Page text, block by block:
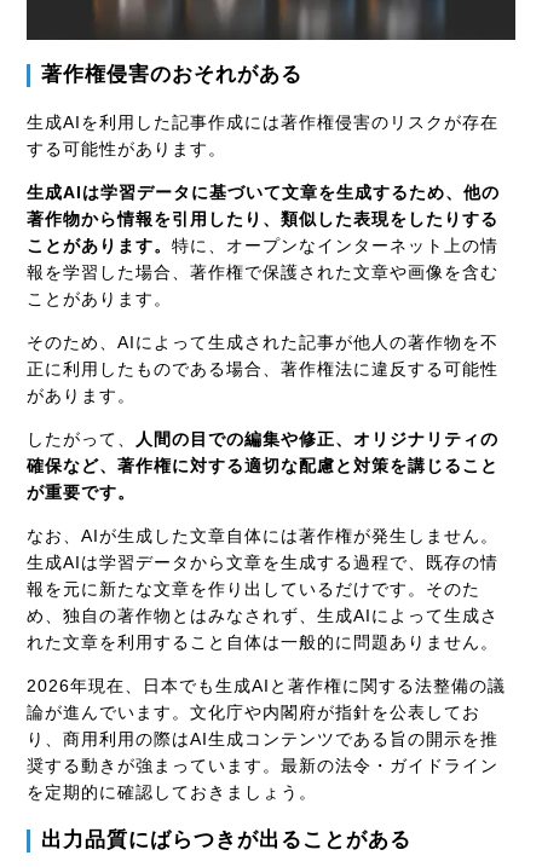
著作権侵害のおそれがある
生成AIを利用した記事作成には著作権侵害のリスクが存在
する可能性があります。
生成AIは学習データに基づいて文章を生成するため、他の
著作物から情報を引用したり、類似した表現をしたりする
ことがあります。特に、オープンなインターネット上の情
報を学習した場合、著作権で保護された文章や画像を含む
ことがあります。
そのため、AIによって生成された記事が他人の著作物を不
正に利用したものである場合、著作権法に違反する可能性
があります。
したがって、
人間の目での編集や修正、オリジナリティの
確保など、著作権に対する適切な配慮と対策を講じること
が重要です。
なお、AIが生成した文章自体には著作権が発生しません。
生成AIは学習データから文章を生成する過程で、既存の情
報を元に新たな文章を作り出しているだけです。そのた
め、独自の著作物とはみなされず、生成AIによって生成さ
れた文章を利用すること自体は一般的に問題ありません。
2026年現在、日本でも生成AIと著作権に関する法整備の議
論が進んでいます。文化庁や内閣府が指針を公表してお
り、商用利用の際はAI生成コンテンツである旨の開示を推
奨する動きが強まっています。最新の法令・ガイドライン
を定期的に確認しておきましょう。
出力品質にばらつきが出ることがある